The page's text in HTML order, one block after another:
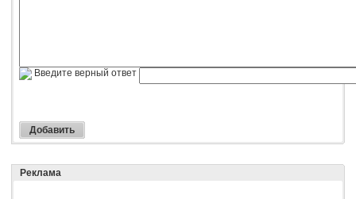
Введите верный ответ
Реклама